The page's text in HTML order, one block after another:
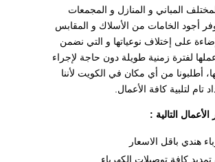
لمختلف المباني و المنازل و المجمعات
أجود الخامات من الأسلاك و المقابس
على إختلاف نوعياتها و التي نضمن
لفترة زمنية طويلة دون حاجة لإجراء
أطلبونا من أي مكان في الكويت لأننا
تام لتلبية كافة الأعمال.
التالية :
هندي باقل الاسعار
كافة توصيلات الكهرباء.